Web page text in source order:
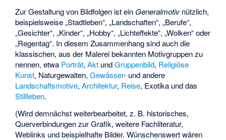
Zur Gestaltung von Bildfolgen ist ein Generalmotiv nützlich,
beispielsweise „Stadtleben“, „Landschaften“, „Berufe“,
„Gesichter“, „Kinder“, „Hobby“, „Lichteffekte“, „Wolken“ oder
„Regentag“. In diesem Zusammenhang sind auch die
klassischen, aus der Malerei bekannten Motivgruppen zu
nennen, etwa Porträt,Akt undGruppenbild, Religiöse
Kunst, Naturgewalten,Gewässer- und andere
Landschaftsmotive,Architektur, Reise, Exotika und das
Stillleben.
(Wird demnächst weiterbearbeitet, z. B. historisches,
Querverbindungen zur Grafik, weitere Fachliteratur,
Weblinks und beispielhafte Bilder. Wünschenswert wären